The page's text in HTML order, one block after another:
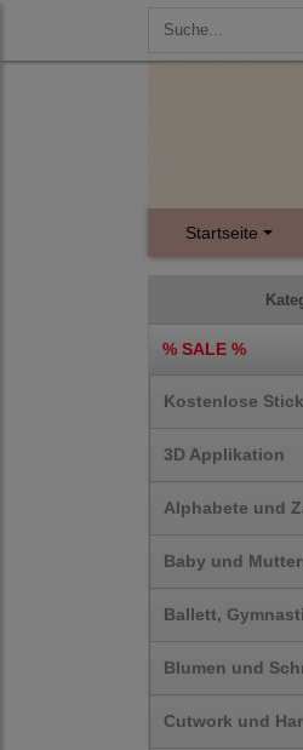
Startseite
% SALE %
Kostenlose
3D Applikation
Alphabete und
Baby und
Ballett,
Blumen und
Cutwork und